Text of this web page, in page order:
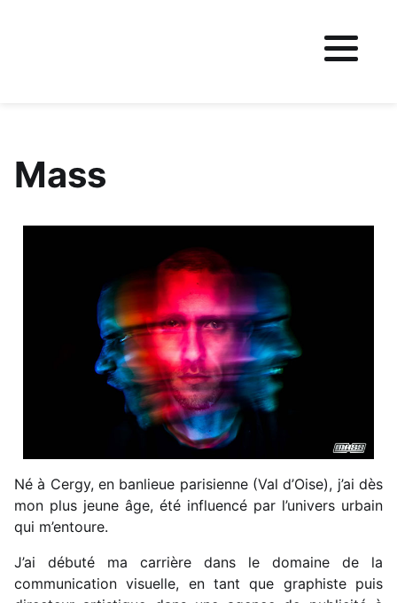
Mass
Né à Cergy, en banlieue parisienne (Val d’Oise), j’ai dès
mon plus jeune âge, été influencé par l’univers urbain
qui m’entoure.
J’ai débuté ma carrière dans le domaine de la
communication visuelle, en tant que graphiste puis